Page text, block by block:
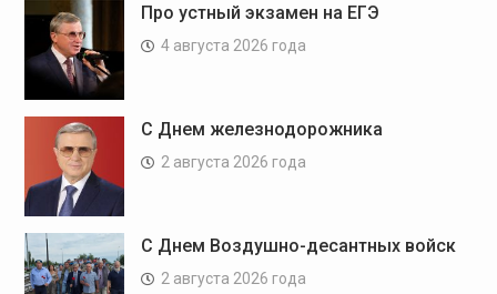
Про устный экзамен на ЕГЭ
4 августа 2026 года
С Днем железнодорожника
2 августа 2026 года
С Днем Воздушно-десантных войск
2 августа 2026 года